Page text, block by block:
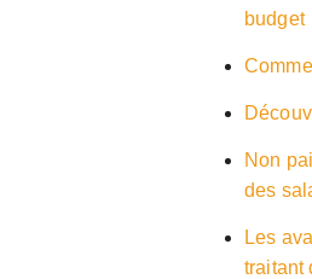
budget
Non
des
Les
traitant